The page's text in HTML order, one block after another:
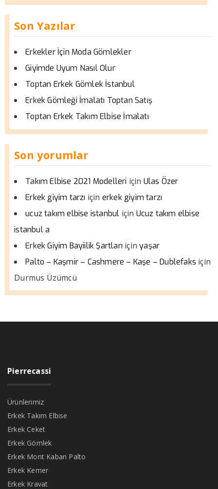
Son Yazılar
Erkekler İçin Moda Gömlekler
Giyimde Uyum Nasıl Olur
Toptan Erkek Gömlek İstanbul
Erkek Gömleği İmalatı Toptan Satış
Toptan Erkek Takım Elbise İmalatı
Son yorumlar
Takım Elbise 2021 Modelleri için Ulas Özer
Erkek giyim tarzı için erkek giyim tarzı
ucuz takım elbise istanbul için Ucuz takım elbise
istanbul a
Erkek Giyim Bayiilik Şartları içinyaşar
Palto – Kaşmir – Cashmere – Kaşe – Dublefaks için
Durmus Üzümcü
Pierrecassi
Ürünlerimiz
Erkek Takım Elbise
Erkek Ceket
Erkek Gömlek
Erkek Mont Kaban Palto
Erkek Kemer
Erkek Kravat